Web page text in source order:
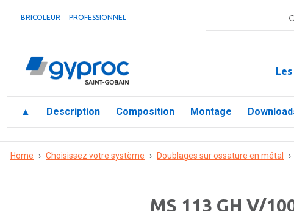
BRICOLEUR PROFESSIONNEL
▲ Description Composition Montage
Home › Choisissez votre système › Doublages sur ossature en métal ›
MS 113 GH V/